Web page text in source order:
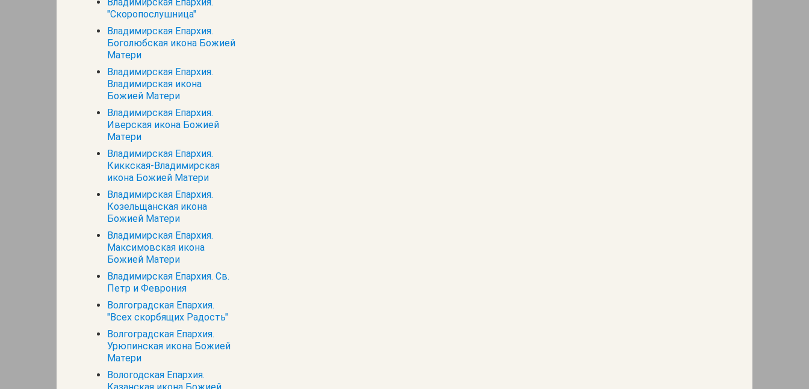
"Скоропослушница"
Владимирская Епархия.
Боголюбская икона Божией
Матери
Владимирская Епархия.
Владимирская икона
Божией Матери
Владимирская Епархия.
Иверская икона Божией
Матери
Владимирская Епархия.
Киккская-Владимирская
икона Божией Матери
Владимирская Епархия.
Козельщанская икона
Божией Матери
Владимирская Епархия.
Максимовская икона
Божией Матери
Владимирская Епархия. Св.
Петр и Феврония
Волгоградская Епархия.
"Всех скорбящих Радость"
Волгоградская Епархия.
Урюпинская икона Божией
Матери
Вологодская Епархия.